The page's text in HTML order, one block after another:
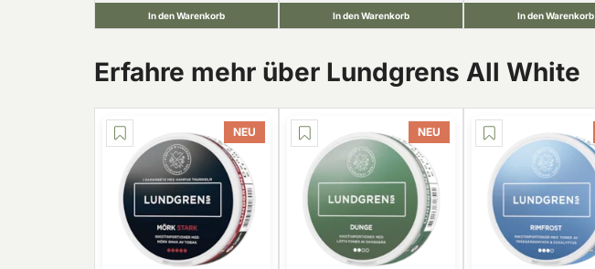
In den Warenkorb In den Warenkorb In den Warenkorb
Erfahre mehr über Lundgrens All White
NEU NEU